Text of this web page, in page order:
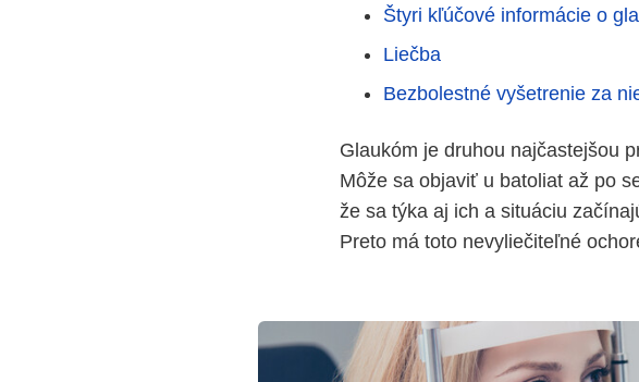
Štyri kľúčové informácie o
Liečba
Bezbolestné vyšetrenie za
Glaukóm je druhou najčastejšou
Môže sa objaviť u batoliat až po
že sa týka aj ich a situáciu
Preto má toto nevyliečiteľné